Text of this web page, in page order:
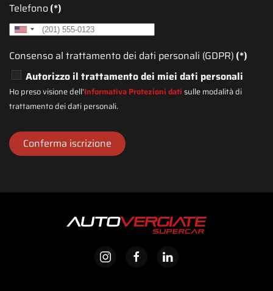
Telefono(*)
United
+1
Consenso al trattamento dei dati personali (GDPR) (*)
Autorizzo il trattamento dei miei dati personali
Ho preso visione dell'Informativa Protezioni datisulle modalità di
trattamento dei dati personali.
Conferma iscrizione